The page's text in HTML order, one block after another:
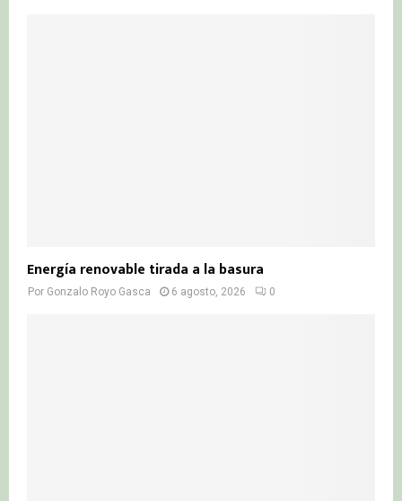
Energía renovable tirada a la basura
Por Gonzalo Royo Gasca 6 agosto, 2026 0